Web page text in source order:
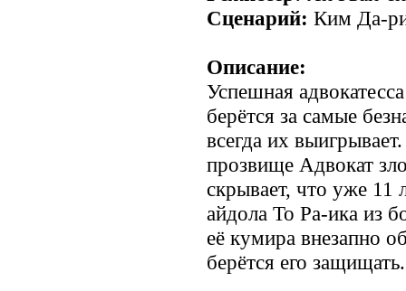
Сценарий: Ким Да-
Описание:
Успешная
берётся за самые
всегда их
прозвище Адвокат
скрывает, что уже 11
айдола То Ра-ика из
её кумира внезапно
берётся его защищать.